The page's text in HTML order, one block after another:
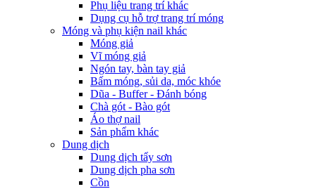
Phụ liệu trang trí khác
Dụng cụ hỗ trợ trang trí móng
Móng và phụ kiện nail khác
Móng giả
Vĩ móng giả
Ngón tay, bàn tay giả
Bấm móng, sủi da, móc khóe
Dũa - Buffer - Đánh bóng
Chà gót - Bào gót
Áo thợ nail
Sản phẩm khác
Dung dịch
Dung dịch tẩy sơn
Dung dịch pha sơn
Cồn